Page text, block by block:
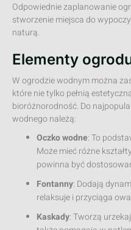
Odpowiednie zaplanowanie
stworzenie miejsca do
naturą.
Elementy
W ogrodzie wodnym można
które nie tylko pełnią
bioróżnorodność. Do
wodnego należą:
Oczko wodne: To
Może mieć różne
powinna być
Fontanny: Dodają
relaksuje i przyciąga
Kaskady: Tworzą